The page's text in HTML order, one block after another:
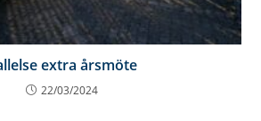
extra årsmöte
22/03/2024